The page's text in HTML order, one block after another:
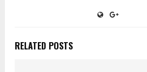
RELATED POSTS